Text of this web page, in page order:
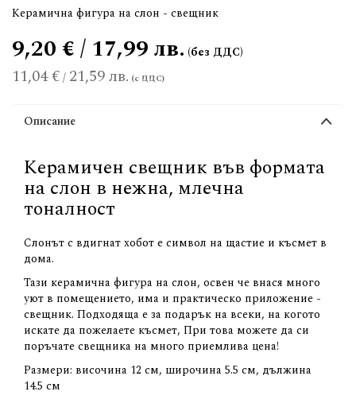
Керамична фигура на слон - свещник
11,04 €/ 21,59 лв.
9,20 € / 17,99 лв.
Описание
Керамичен свещник във формата
на слон в нежна, млечна
тоналност
Слонът с вдигнат хобот е символ на щастие и късмет в
дома.
Тази керамична фигура на слон, освен че внася много
уют в помещението, има и практическо приложение -
свещник. Подходяща е за подарък на всеки, на когото
искате да пожелаете късмет, При това можете да си
поръчате свещника на много приемлива цена!
Размери: височина 12 см, широчина 5.5 см, дължина
14.5 см